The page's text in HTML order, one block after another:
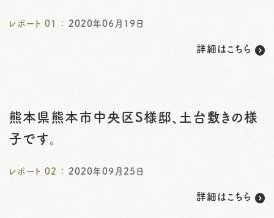
レポート 01 ： 2020年06月19日
詳細はこちら
熊本県熊本市中央区S様邸、土台敷きの様
子です。
レポート 02 ： 2020年09月25日
詳細はこちら